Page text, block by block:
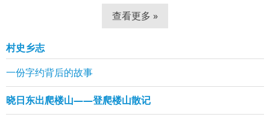
查看更多 »
村史乡志
一份字约背后的故事
晓日东出爬楼山——登爬楼山散记